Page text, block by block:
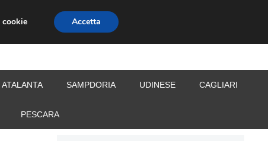
CALCIOMERCATO
ATALANTA SAMPDORIA UDINESE CAGLIARI
PESCARA
cookie
Accetta